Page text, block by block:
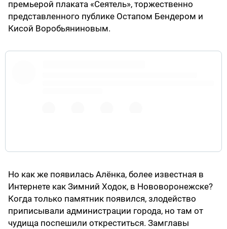
премьерой плаката «Сеятель», торжественно
представленного публике Остапом Бендером и
Кисой Воробьяниновым.
Но как же появилась Алёнка, более известная в
Интернете как Зимний Ходок, в Нововоронежске?
Когда только памятник появился, злодейство
приписывали администрации города, но там от
чудища поспешили откреститься. Замглавы